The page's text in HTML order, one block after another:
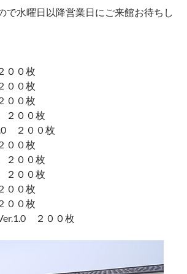
で水曜日以降営業日にご来館お待ちし
００枚
００枚
００枚
００枚
２００枚
００枚
００枚
００枚
００枚
００枚
２００枚